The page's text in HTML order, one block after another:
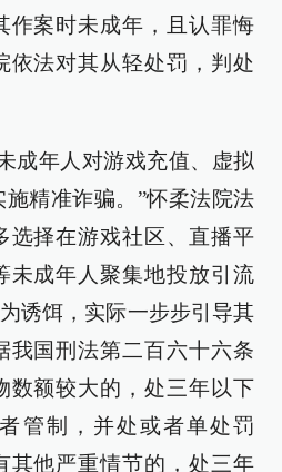
作案时未成年，且认罪悔
依法对其从轻处罚，判处
成年人对游戏充值、虚拟
精准诈骗。”怀柔法院法
选择在游戏社区、直播平
未成年人聚集地投放引流
诱饵，实际一步步引导其
我国刑法第二百六十六条
数额较大的，处三年以下
管制，并处或者单处罚
其他严重情节的，处三年